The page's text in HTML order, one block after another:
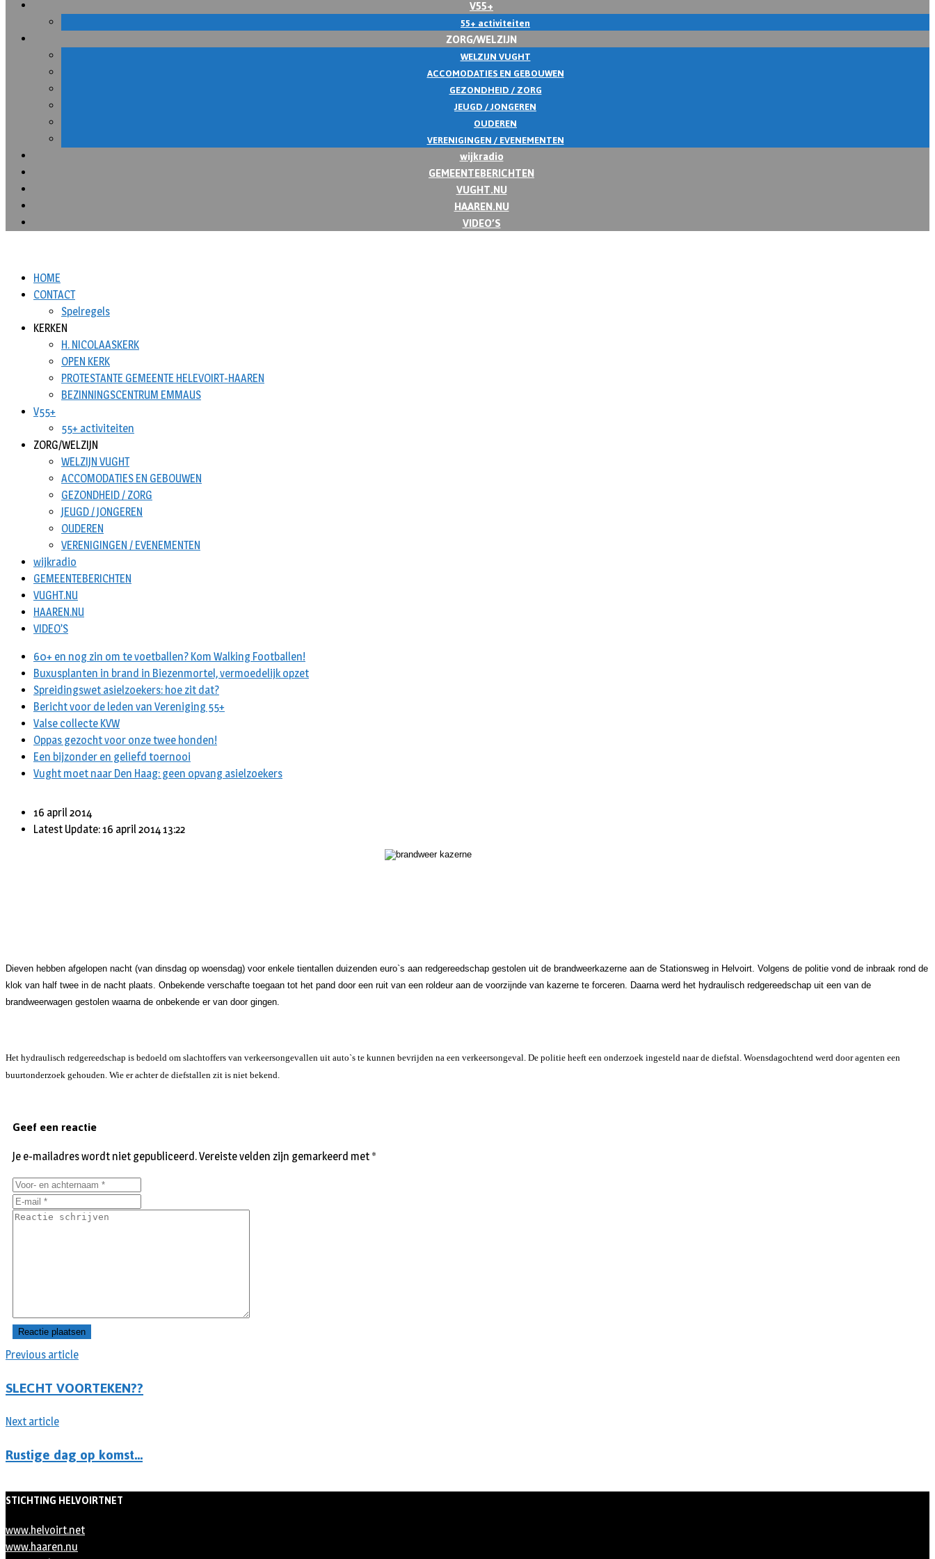
V55+
55+ activiteiten
ZORG/WELZIJN
WELZIJN VUGHT
ACCOMODATIES EN GEBOUWEN
GEZONDHEID / ZORG
JEUGD / JONGEREN
OUDEREN
VERENIGINGEN / EVENEMENTEN
wijkradio
GEMEENTEBERICHTEN
VUGHT.NU
HAAREN.NU
VIDEO’S
HOME
CONTACT
Spelregels
KERKEN
H. NICOLAASKERK
OPEN KERK
PROTESTANTE GEMEENTE HELEVOIRT-HAAREN
BEZINNINGSCENTRUM EMMAUS
V55+
55+ activiteiten
ZORG/WELZIJN
WELZIJN VUGHT
ACCOMODATIES EN GEBOUWEN
GEZONDHEID / ZORG
JEUGD / JONGEREN
OUDEREN
VERENIGINGEN / EVENEMENTEN
wijkradio
GEMEENTEBERICHTEN
VUGHT.NU
HAAREN.NU
VIDEO’S
60+ en nog zin om te voetballen? Kom Walking Footballen!
Buxusplanten in brand in Biezenmortel, vermoedelijk opzet
Spreidingswet asielzoekers: hoe zit dat?
Bericht voor de leden van Vereniging 55+
Valse collecte KVW
Oppas gezocht voor onze twee honden!
Een bijzonder en geliefd toernooi
Vught moet naar Den Haag: geen opvang asielzoekers
16 april 2014
Latest Update: 16 april 2014 13:22
Dieven hebben afgelopen nacht (van dinsdag op woensdag) voor enkele tientallen duizenden euro`s aan redgereedschap gestolen uit de brandweerkazerne aan de Stationsweg in Helvoirt. Volgens de politie vond de inbraak rond de
klok van half twee in de nacht plaats. Onbekende verschafte toegaan tot het pand door een ruit van een roldeur aan de voorzijnde van kazerne te forceren. Daarna werd het hydraulisch redgereedschap uit een van de
brandweerwagen gestolen waarna de onbekende er van door gingen.
Het hydraulisch redgereedschap is bedoeld om slachtoffers van verkeersongevallen uit auto`s te kunnen bevrijden na een verkeersongeval. De politie heeft een onderzoek ingesteld naar de diefstal. Woensdagochtend werd door agenten een
buurtonderzoek gehouden. Wie er achter de diefstallen zit is niet bekend.
Previous article
SLECHT VOORTEKEN??
Next article
Rustige dag op komst…
Geef een reactie
Je e-mailadres wordt niet gepubliceerd.Vereiste velden zijn gemarkeerd met *
STICHTING HELVOIRTNET
www.helvoirt.net
www.haaren.nu